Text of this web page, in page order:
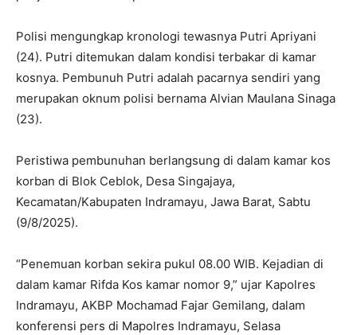
Polisi mengungkap kronologi tewasnya Putri Apriyani
(24). Putri ditemukan dalam kondisi terbakar di kamar
kosnya. Pembunuh Putri adalah pacarnya sendiri yang
merupakan oknum polisi bernama Alvian Maulana Sinaga
(23).
Peristiwa pembunuhan berlangsung di dalam kamar kos
korban di Blok Ceblok, Desa Singajaya,
Kecamatan/Kabupaten Indramayu, Jawa Barat, Sabtu
(9/8/2025).
“Penemuan korban sekira pukul 08.00 WIB. Kejadian di
dalam kamar Rifda Kos kamar nomor 9,” ujar Kapolres
Indramayu, AKBP Mochamad Fajar Gemilang, dalam
konferensi pers di Mapolres Indramayu, Selasa